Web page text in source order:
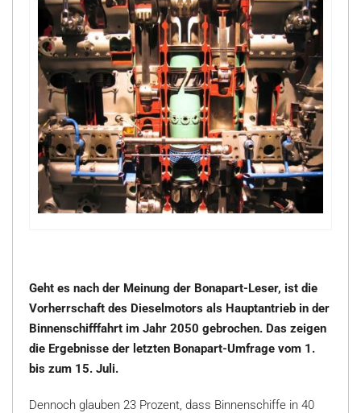
Geht es nach der Meinung der Bonapart-Leser, ist die
Vorherrschaft des Dieselmotors als Hauptantrieb in der
Binnenschifffahrt im Jahr 2050 gebrochen. Das zeigen
die Ergebnisse der letzten Bonapart-Umfrage vom 1.
bis zum 15. Juli.
Dennoch glauben 23 Prozent, dass Binnenschiffe in 40